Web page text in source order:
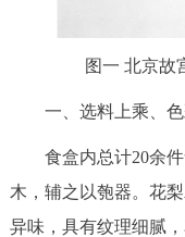
图一 北京故
一、选料上乘、色
食盒内总计20余件
木，辅之以匏器。花
异味，具有纹理细腻